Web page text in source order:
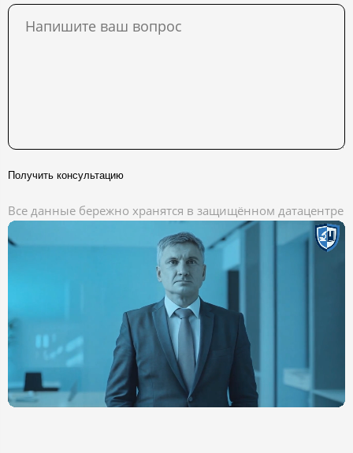
Получить консультацию
Все данные бережно хранятся в защищённом датацентре